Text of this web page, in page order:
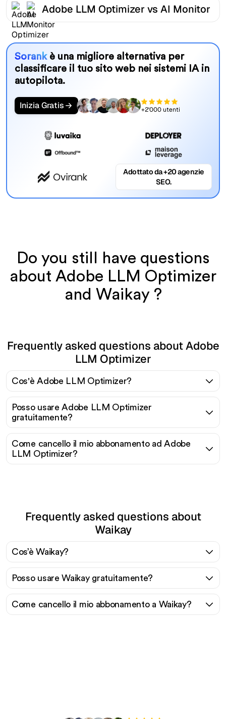
Adobe LLM Optimizer vs AI Monitor
Sorank è una migliore alternativa per
classificare il tuo sito web nei sistemi IA in
autopilota.
Inizia Gratis +2'000 utenti
Adottato da +20 agenzie
SEO.
Do you still have questions
about Adobe LLM Optimizer
and Waikay ?
Frequently asked questions about Adobe
LLM Optimizer
Cos'è Adobe LLM Optimizer?
Posso usare Adobe LLM Optimizer
gratuitamente?
Come cancello il mio abbonamento ad Adobe
LLM Optimizer?
Frequently asked questions about
Waikay
Cos’è Waikay?
Posso usare Waikay gratuitamente?
Come cancello il mio abbonamento a Waikay?